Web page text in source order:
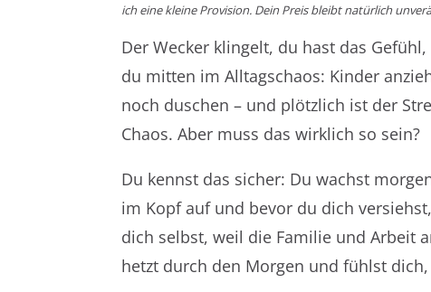
ich eine kleine Provision. Dein Preis bleibt natürlich
Der Wecker klingelt, du hast das
du mitten im Alltagschaos: Kinder
noch duschen – und plötzlich ist der
Chaos. Aber muss das wirklich so sein?
Du kennst das sicher: Du wachst
im Kopf auf und bevor du dich
dich selbst, weil die Familie und Arbeit
hetzt durch den Morgen und fühlst